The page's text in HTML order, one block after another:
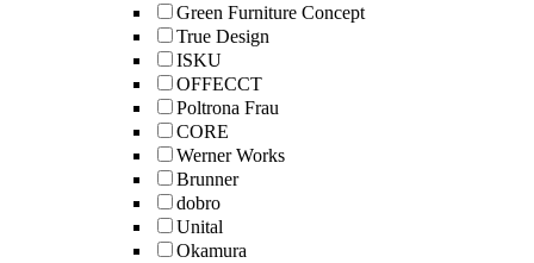
Green Furniture Concept
True Design
ISKU
OFFECCT
Poltrona Frau
CORE
Werner Works
Brunner
dobro
Unital
Okamura